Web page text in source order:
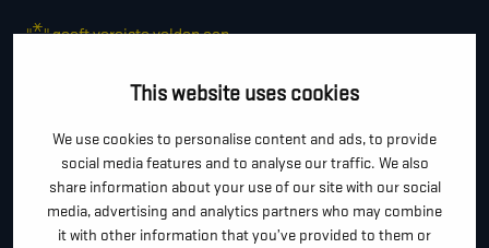
This website uses cookies
We use cookies to personalise content and ads, to provide
social media features and to analyse our traffic. We also
share information about your use of our site with our social
media, advertising and analytics partners who may combine
it with other information that you’ve provided to them or
"*" geeft vereiste velden aan
VOOR- EN ACHTERNAAM *
TELEFOON / MOBIEL *